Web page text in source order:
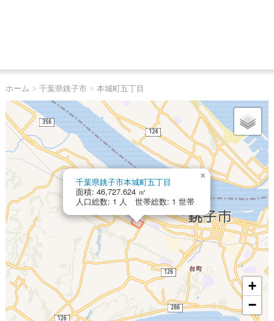
ホーム > 千葉県銚子市> 本城町五丁目
千葉県銚子市本城町五丁目
面積: 46,727.624 ㎡
人口総数: 1 人 世帯総数: 1 世帯
×
+
−